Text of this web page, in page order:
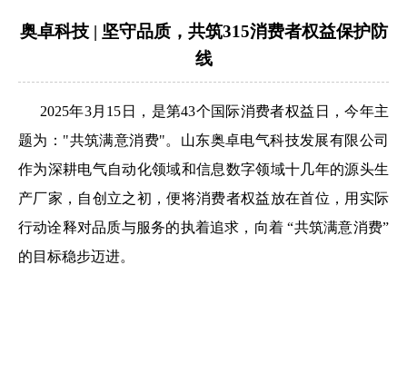
奥卓科技 | 坚守品质，共筑315消费者权益保护防
线
2025年3月15日，是第43个国际消费者权益日，今年主
题为："共筑满意消费"。山东奥卓电气科技发展有限公司
作为深耕电气自动化领域和信息数字领域十几年的源头生
产厂家，自创立之初，便将消费者权益放在首位，用实际
行动诠释对品质与服务的执着追求，向着 “共筑满意消费”
的目标稳步迈进。